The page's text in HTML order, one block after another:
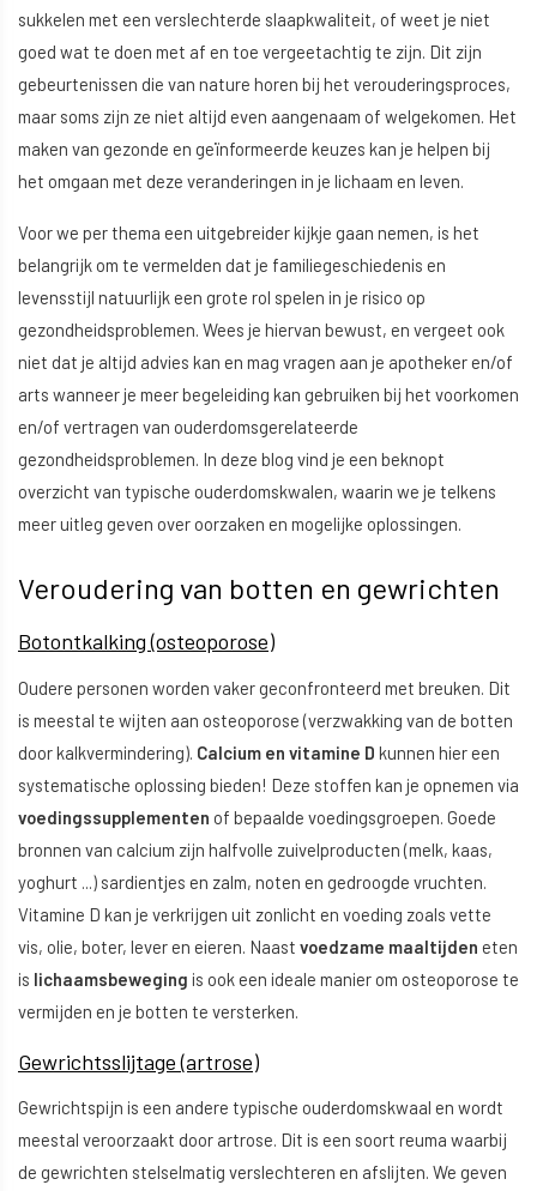
sukkelen met een verslechterde slaapkwaliteit, of weet je niet
goed wat te doen met af en toe vergeetachtig te zijn. Dit zijn
gebeurtenissen die van nature horen bij het verouderingsproces,
maar soms zijn ze niet altijd even aangenaam of welgekomen. Het
maken van gezonde en geïnformeerde keuzes kan je helpen bij
het omgaan met deze veranderingen in je lichaam en leven.
Voor we per thema een uitgebreider kijkje gaan nemen, is het
belangrijk om te vermelden dat je familiegeschiedenis en
levensstijl natuurlijk een grote rol spelen in je risico op
gezondheidsproblemen. Wees je hiervan bewust, en vergeet ook
niet dat je altijd advies kan en mag vragen aan je apotheker en/of
arts wanneer je meer begeleiding kan gebruiken bij het voorkomen
en/of vertragen van ouderdomsgerelateerde
gezondheidsproblemen. In deze blog vind je een beknopt
overzicht van typische ouderdomskwalen, waarin we je telkens
meer uitleg geven over oorzaken en mogelijke oplossingen.
Veroudering van botten en gewrichten
Botontkalking (osteoporose)
Oudere personen worden vaker geconfronteerd met breuken. Dit
is meestal te wijten aan osteoporose (verzwakking van de botten
door kalkvermindering). Calcium en vitamine D kunnen hier een
systematische oplossing bieden! Deze stoffen kan je opnemen via
voedingssupplementen of bepaalde voedingsgroepen. Goede
bronnen van calcium zijn halfvolle zuivelproducten (melk, kaas,
yoghurt ...) sardientjes en zalm, noten en gedroogde vruchten.
Vitamine D kan je verkrijgen uit zonlicht en voeding zoals vette
vis, olie, boter, lever en eieren. Naast voedzame maaltijden eten
is lichaamsbeweging is ook een ideale manier om osteoporose te
vermijden en je botten te versterken.
Gewrichtsslijtage (artrose)
Gewrichtspijn is een andere typische ouderdomskwaal en wordt
meestal veroorzaakt door artrose. Dit is een soort reuma waarbij
de gewrichten stelselmatig verslechteren en afslijten. We geven